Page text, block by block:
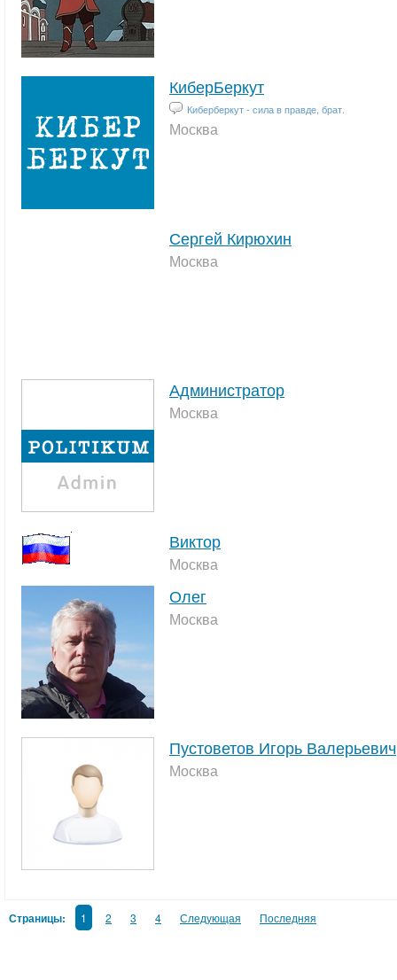
КиберБеркут
Киберберкут - сила в правде, брат.
Москва
Сергей Кирюхин
Москва
Администратор
Москва
Виктор
Москва
Олег
Москва
Пустоветов Игорь Валерьевич
Москва
Страницы: 1 2 3 4 Следующая Последняя